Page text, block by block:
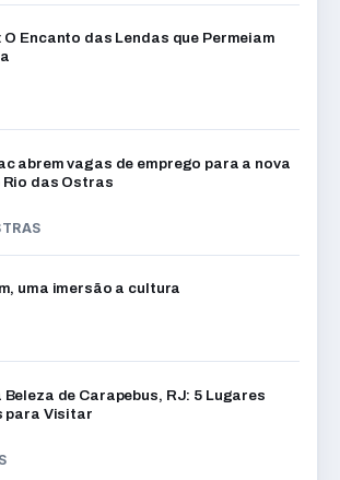
O Encanto das Lendas que Permeiam
abrem vagas de emprego para a nova
Rio das Ostras
uma imersão a cultura
Beleza de Carapebus, RJ: 5 Lugares
para Visitar